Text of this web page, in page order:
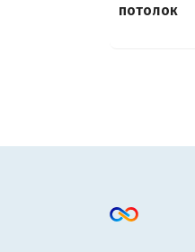
потолок